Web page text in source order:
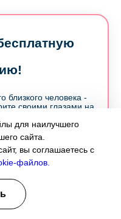
близкого человека -
своими глазами на
для наилучшего
сайта.
вы соглашаетесь с
файлов.